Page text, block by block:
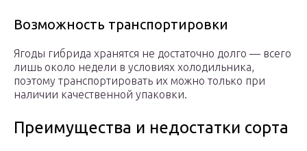
Возможность транспортировки
Ягоды гибрида хранятся не достаточно долго — всего
лишь около недели в условиях холодильника,
поэтому транспортировать их можно только при
наличии качественной упаковки.
Преимущества и недостатки сорта